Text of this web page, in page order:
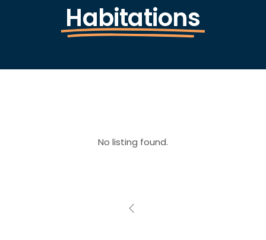
Habitations
No listing found.